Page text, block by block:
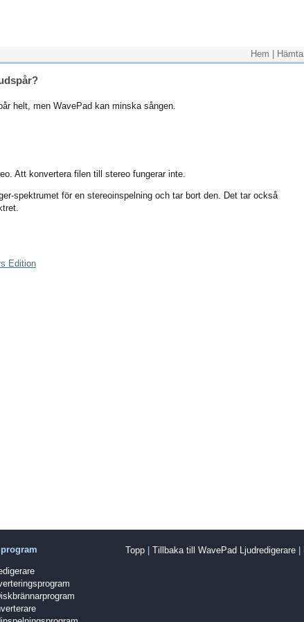
Hem Hämta
helt, men WavePad kan minska sången.
Att konvertera filen till stereo fungerar inte.
spektrumet för en stereoinspelning och tar bort den. Det tar också
Edition
Topp Tillbaka till WavePad Ljudredigerare